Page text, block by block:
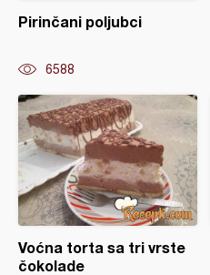
Pirinčani poljubci
6588
Voćna torta sa tri vrste
čokolade